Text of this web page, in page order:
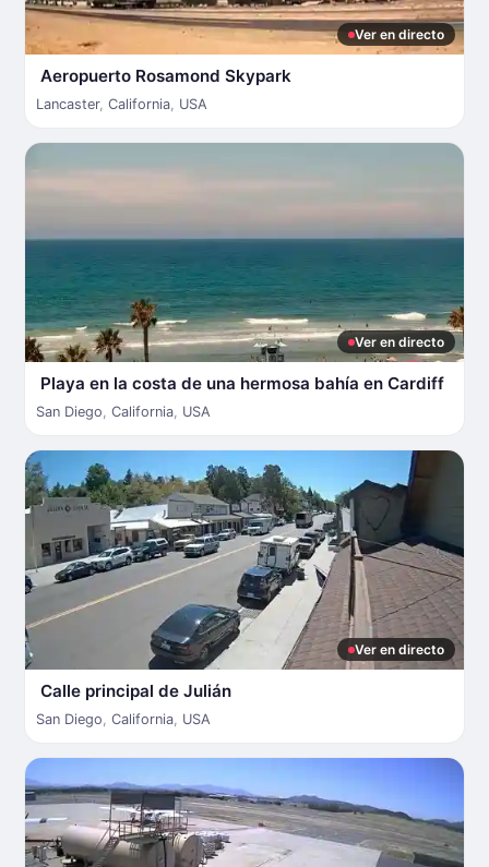
Ver en directo
Aeropuerto Rosamond Skypark
Lancaster, California, USA
Ver en directo
Playa en la costa de una hermosa bahía en Cardiff
San Diego, California, USA
Ver en directo
Calle principal de Julián
San Diego, California, USA